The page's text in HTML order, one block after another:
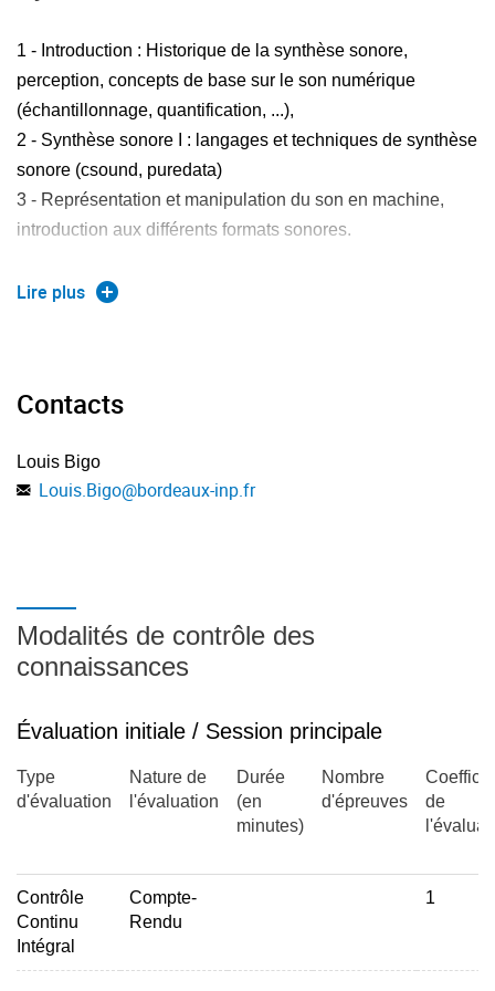
1 - Introduction : Historique de la synthèse sonore,
perception, concepts de base sur le son numérique
(échantillonnage, quantification, ...),
2 - Synthèse sonore I : langages et techniques de synthèse
sonore (csound, puredata)
3 - Représentation et manipulation du son en machine,
introduction aux différents formats sonores.
Modèles de données et formats de fichiers sons,
4 - Représentation de la musique occidentale, modèles,
Formats de données MIDI
Langages pour la description de la musique.
(échantillons), de la musique (notes), de structures
temporelles (mesures, sections, parties).
Langages visuels.
Ontologies et modèles du temps pour la musique
6 - TP: confection d'un synthétiseur polyphonique en C++.
7 - Interface entre le logiciel et le matériel
Lire plus
Contacts
Louis Bigo
Louis.Bigo@bordeaux-inp.fr
Modalités de contrôle des
connaissances
Évaluation initiale / Session principale
Type
d'évaluation
Nature de
l'évaluation
Durée
(en
minutes)
Nombre
d'épreuves
de
Contrôle
Continu
Intégral
Compte-
Rendu
1